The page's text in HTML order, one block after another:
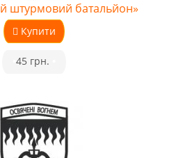
штурмовий батальйон»
Купити
45 грн.